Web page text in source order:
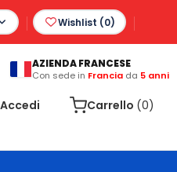
Wishlist (0)
9.6/10 (2566 avis)
AZIENDA FRANCESE
Con sede in Franciada 5 anni
Accedi Carrello (0)